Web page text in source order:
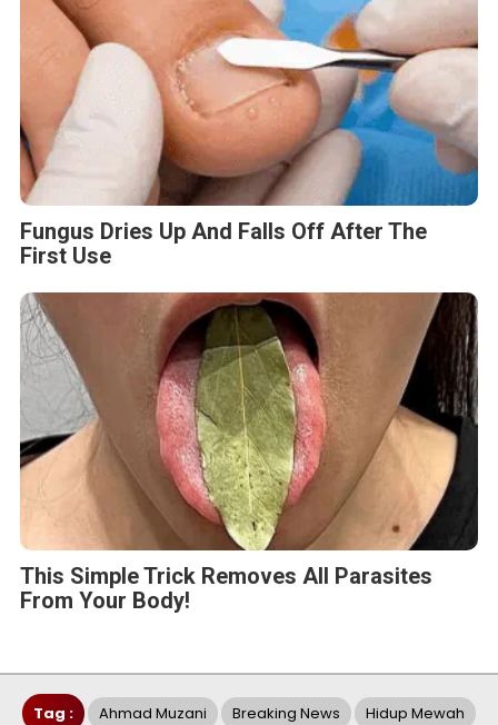
Fungus Dries Up And Falls Off After The
First Use
This Simple Trick Removes All Parasites
From Your Body!
Tag : Ahmad Muzani Breaking News Hidup Mewah